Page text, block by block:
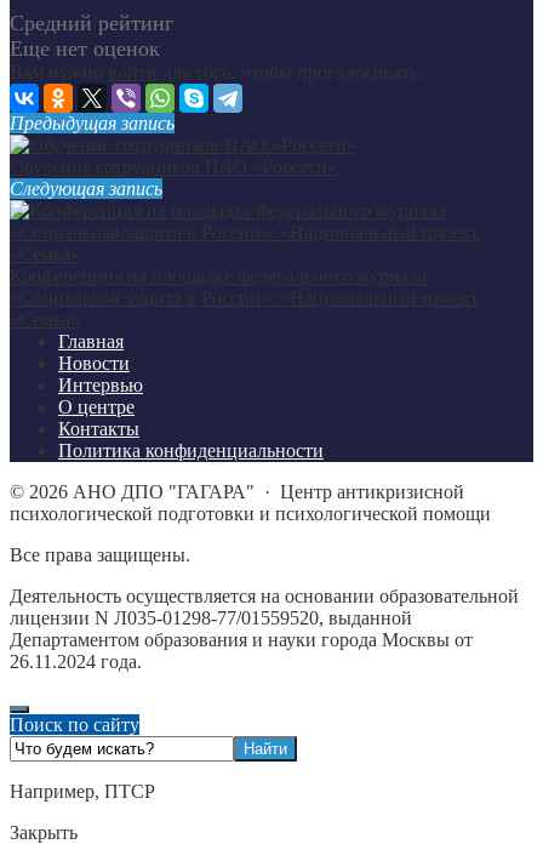
Средний рейтинг
Еще нет оценок
Предыдущая запись
Следующая запись
Главная
Новости
Интервью
О центре
Контакты
Политика конфиденциальности
© 2026 АНО ДПО "ГАГАРА" · Центр антикризисной
психологической подготовки и психологической помощи
Все права защищены.
Деятельность осуществляется на основании образовательной
лицензии N Л035-01298-77/01559520, выданной
Департаментом образования и науки города Москвы от
26.11.2024 года.
Поиск по сайту
Например, ПТСР
Закрыть